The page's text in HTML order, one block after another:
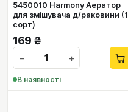
5450010 Harmony Аератор
для змішувача д/раковини (1
сорт)
169 ₴
−
+
В наявності